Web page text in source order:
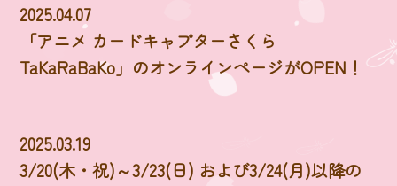
2025.04.07
「アニメ カードキャプターさくら
TaKaRaBaKo」のオンラインページがOPEN！
2025.03.19
3/20(木・祝)～3/23(日) および3/24(月)以降の